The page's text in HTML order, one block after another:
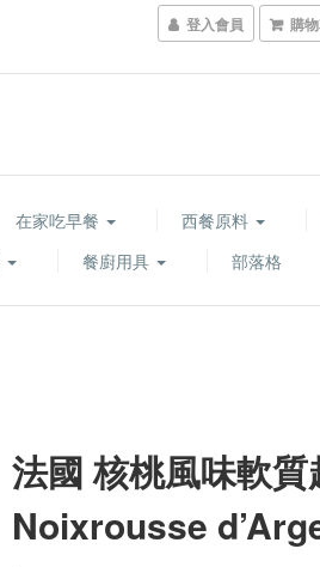
登入會員 購
在家吃早餐 西餐原料
餐廚用具 部落格
法國 核桃風味軟質
Noixrousse